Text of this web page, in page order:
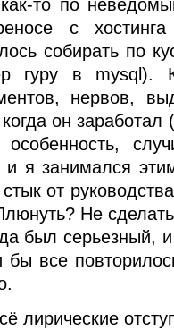
то по
с
собирать по
гуру в mysql).
нервов,
он заработал
и я занимался
от
Не
был серьезный,
бы все
лирические